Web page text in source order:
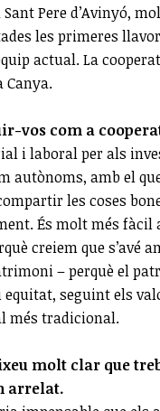
Pere d’Avinyó,
les primeres
actual. La
Canya.
vos com a
i laboral per als
autònoms, amb el
les coses
És molt més fàcil
creiem que s’avé
– perquè el
seguint els
més tradicional.
molt clar que
arrelat.